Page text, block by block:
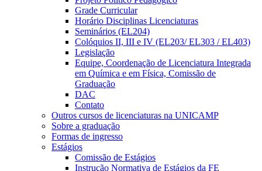
Grade Curricular
Horário Disciplinas Licenciaturas
Seminários (EL204)
Colóquios II, III e IV (EL203/ EL303 / EL403)
Legislação
Equipe, Coordenação de Licenciatura Integrada
em Química e em Física, Comissão de
Graduação
DAC
Contato
Outros cursos de licenciaturas na UNICAMP
Sobre a graduação
Formas de ingresso
Estágios
Comissão de Estágios
Instrução Normativa de Estágios da FE